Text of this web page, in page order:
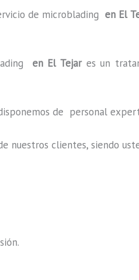
de microblading en El
en El Tejar es un
de personal
nuestros clientes, siendo